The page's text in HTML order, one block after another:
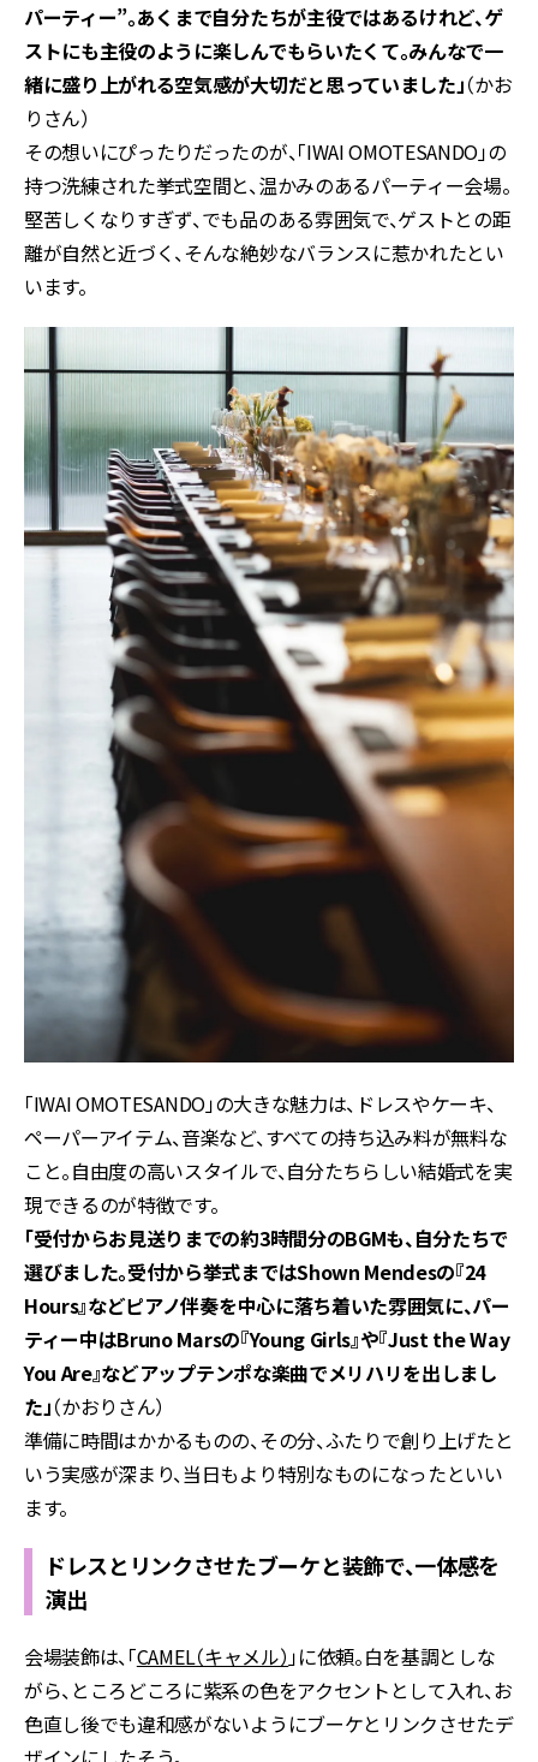
パーティー”。あくまで自分たちが主役ではあるけれど、ゲ
ストにも主役のように楽しんでもらいたくて。みんなで一
緒に盛り上がれる空気感が大切だと思っていました」（かお
りさん）
その想いにぴったりだったのが、「IWAI OMOTESANDO」の
持つ洗練された挙式空間と、温かみのあるパーティー会場。
堅苦しくなりすぎず、でも品のある雰囲気で、ゲストとの距
離が自然と近づく、そんな絶妙なバランスに惹かれたとい
います。
「IWAI OMOTESANDO」の大きな魅力は、ドレスやケーキ、
ペーパーアイテム、音楽など、すべての持ち込み料が無料な
こと。自由度の高いスタイルで、自分たちらしい結婚式を実
現できるのが特徴です。
「受付からお見送りまでの約3時間分のBGMも、自分たちで
選びました。受付から挙式まではShown Mendesの『24
Hours』などピアノ伴奏を中心に落ち着いた雰囲気に、パー
ティー中はBruno Marsの『Young Girls』や『Just the Way
You Are』などアップテンポな楽曲でメリハリを出しまし
た」（かおりさん）
準備に時間はかかるものの、その分、ふたりで創り上げたと
いう実感が深まり、当日もより特別なものになったといい
ます。
ドレスとリンクさせたブーケと装飾で、一体感を
演出
会場装飾は、「CAMEL（キャメル） 」に依頼。白を基調としな
がら、ところどころに紫系の色をアクセントとして入れ、お
色直し後でも違和感がないようにブーケとリンクさせたデ